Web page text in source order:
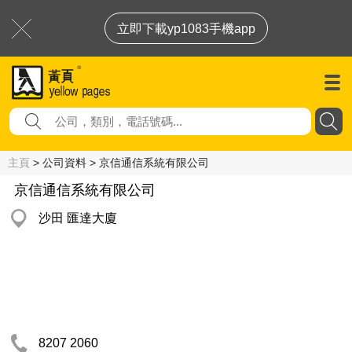
立即下載yp1083手機app
主頁 > 公司資料 > 京信通信系統有限公司
京信通信系統有限公司
沙田 匯達大廈
8207 2060